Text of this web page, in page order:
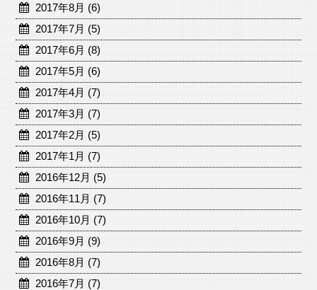
2017年8月 (6)
2017年7月 (5)
2017年6月 (8)
2017年5月 (6)
2017年4月 (7)
2017年3月 (7)
2017年2月 (5)
2017年1月 (7)
2016年12月 (5)
2016年11月 (7)
2016年10月 (7)
2016年9月 (9)
2016年8月 (7)
2016年7月 (7)